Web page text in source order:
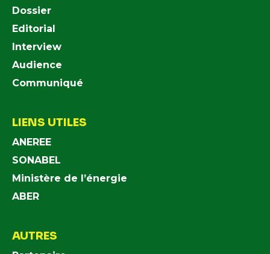
Dossier
Editorial
Interview
Audience
Communiqué
LIENS UTILES
ANEREE
SONABEL
Ministère de l’énergie
ABER
AUTRES